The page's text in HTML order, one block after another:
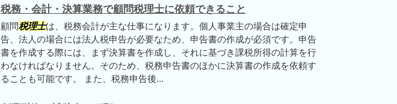
税務・会計・決算業務で顧問税理士に依頼できること
顧問税理士は、税務会計が主な仕事になります。個人事業主の場合は確定申
告、法人の場合には法人税申告が必要なため、申告書の作成が必須です。申告
書を作成する際には、まず決算書を作成し、それに基づき課税所得の計算を行
わなければなりません。そのため、税務申告書のほかに決算書の作成を依頼す
ることも可能です。 また、税務申告後...